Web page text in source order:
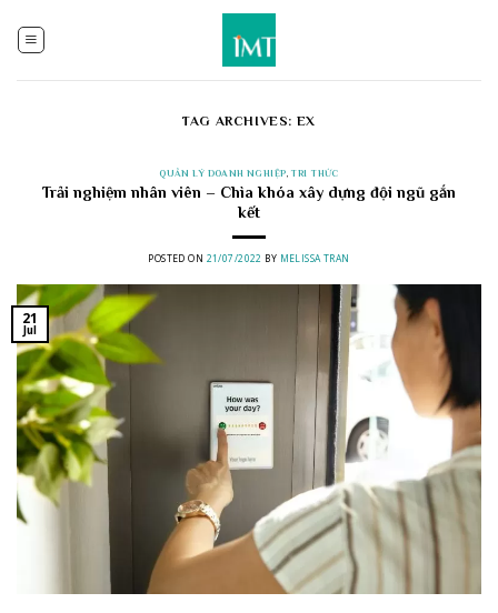
content
TAG ARCHIVES: EX
QUẢN LÝ DOANH NGHIỆP, TRI THỨC
Trải nghiệm nhân viên – Chìa khóa xây dựng đội ngũ gắn
kết
POSTED ON 21/07/2022 BY MELISSA TRAN
21
Jul